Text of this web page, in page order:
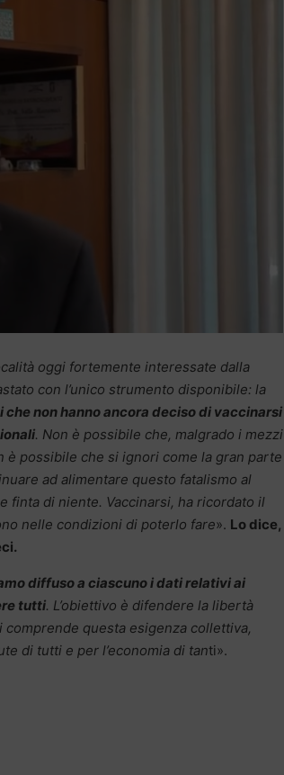
oggi fortemente interessate dalla
con l’unico strumento disponibile: la
non hanno ancora deciso di vaccinarsi
. Non è possibile che, malgrado i mezzi
possibile che si ignori come la gran parte
ad alimentare questo fatalismo al
finta di niente. Vaccinarsi, ha ricordato il
nelle condizioni di poterlo fare». Lo dice,
diffuso a ciascuno i dati relativi ai
tutti. L’obiettivo è difendere la libertà
questa esigenza collettiva,
di tutti e per l’economia di tanti».